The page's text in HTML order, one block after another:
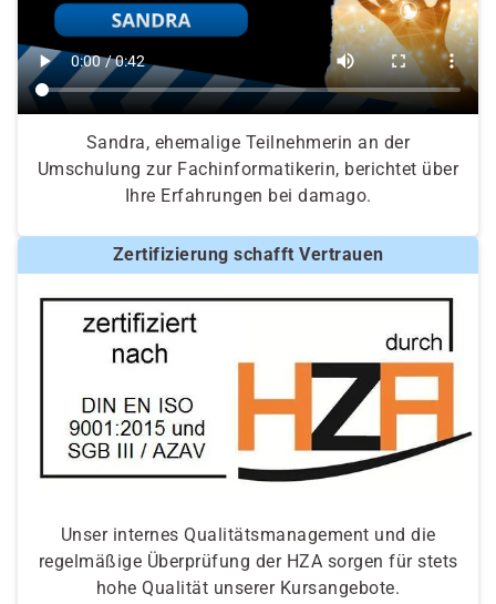
Sandra, ehemalige Teilnehmerin an der
Umschulung zur Fachinformatikerin, berichtet über
Ihre Erfahrungen bei damago.
Zertifizierung schafft Vertrauen
Unser internes Qualitätsmanagement und die
regelmäßige Überprüfung der HZA sorgen für stets
hohe Qualität unserer Kursangebote.